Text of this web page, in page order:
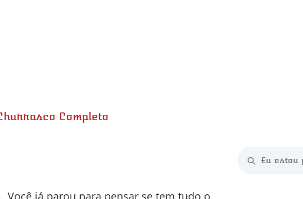
Completo
Você já parou para pensar se tem tudo o